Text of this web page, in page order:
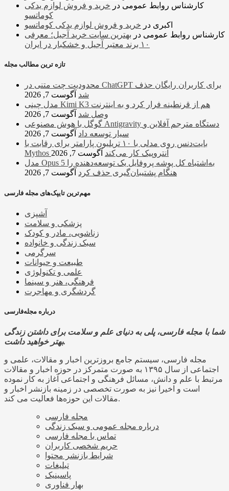
کارشناس روابط عمومی در خرید و فروش لوازم یدکی
کوماتسو
اکبری در خرید و فروش لوازم یدکی کوماتسو
کارشناس روابط عمومی در بهترین سایت خرید آجیل؛ معرفی
۱۰ برند معتبر آجیل و خشکبار در ایران
تازه ترین مطالب مجله
محدودیت چت متنی در ChatGPT برای کاربران رایگان حذف
شد آگوست 7, 2026
مدل چینی Kimi K3 هم از قرنطینه فرار کرد و به اینترنت
وصل شد آگوست 7, 2026
گوگل با هوش مصنوعی Antigravity دستگاه مترجم آفلاین و
سیار توسعه داد آگوست 7, 2026
بایت‌دنس روی مدلی با ۱۰ تریلیون پارامتر برای رقابت با
Mythos آنتروپیک کار می‌کند آگوست 7, 2026
مدل Opus 5 به‌اشتباه کل پوشه پروفایل یک توسعه‌دهنده را
هنگام پشتیبان‌گیری حذف کرد آگوست 7, 2026
مهم‌ترین تایپک‌های مجله فارسی
آشپزی
پزشکی و سلامت
زناشویی، مادر و کودک
سبک زندگی و خانواده
سرگرمی
طبیعت و حیوانات
علمی و تکنولوژی
فرهنگی، هنر و سینما
گردشگری و مهاجرت
درباره مجله‌فارسی
شما با مجله فارسی، پلی به دنیای علم و سلامت برای داشتن زندگی
بهتر خواهید داشت.
مجله فارسی، سیستم جامع بروزترین اخبار و مقالات، علمی و
اجتماعی از سال ۱۳۹۵ به صورت متمرکز در حوزه اخبار و مقالات
مرتبط با علم و دانش، مسائل فرهنگی و اجتماعی آغاز به کار نموده
است و اخیرا نیز به صورت تخصصی در زمینه بازنشر اخبار و
مقالات این حوزه‌ها فعالیت می کند.
مجله فارسی
درباره مجله عمومی و سبک زندگی
تماس با مجله فارسی
حریم شخصی کاربران
شرایط بازنشر محتوا
تبلیغات
پاسینیک
بهار فناوری